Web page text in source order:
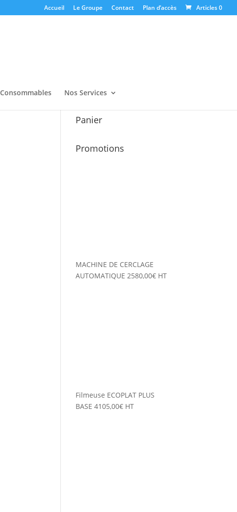
Accueil Le Groupe Contact Plan d’accès Articles 0
Consommables Nos Services
Panier
Promotions
MACHINE DE CERCLAGE
AUTOMATIQUE 2580,00€ HT
Filmeuse ECOPLAT PLUS
BASE 4105,00€ HT